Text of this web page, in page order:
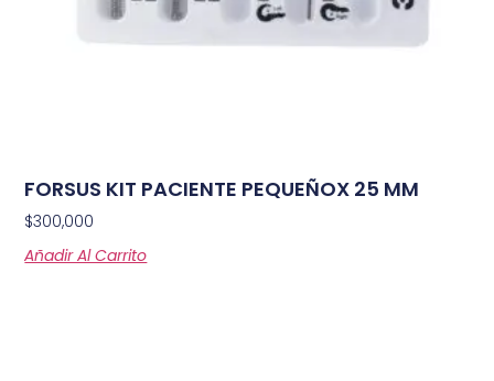
FORSUS KIT PACIENTE PEQUEÑOX 25 MM
$300,000
Añadir Al Carrito